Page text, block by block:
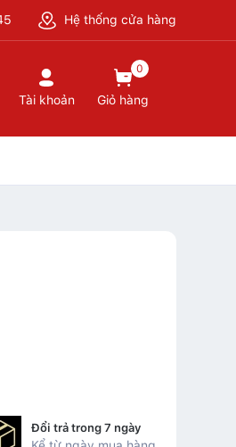
Hệ thống cửa hàng
Tài khoản
0
Giỏ hàng
Đổi trả trong 7 ngày